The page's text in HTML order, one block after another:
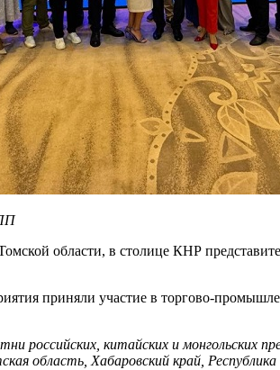
области, в столице КНР
приняли участие в торгово-
российских, китайских и монгольских
область, Хабаровский край,